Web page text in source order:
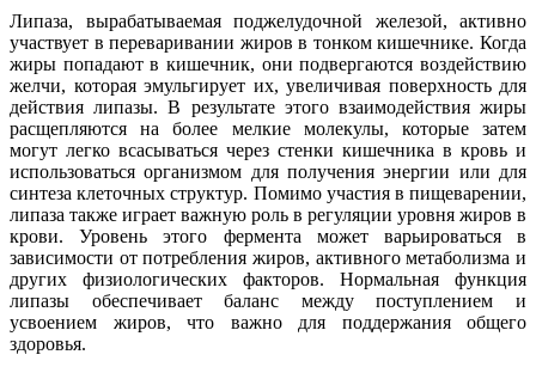
Липаза, вырабатываемая поджелудочной железой, активно
участвует в переваривании жиров в тонком кишечнике. Когда
жиры попадают в кишечник, они подвергаются воздействию
желчи, которая эмульгирует их, увеличивая поверхность для
действия липазы. В результате этого взаимодействия жиры
расщепляются на более мелкие молекулы, которые затем
могут легко всасываться через стенки кишечника в кровь и
использоваться организмом для получения энергии или для
синтеза клеточных структур. Помимо участия в пищеварении,
липаза также играет важную роль в регуляции уровня жиров в
крови. Уровень этого фермента может варьироваться в
зависимости от потребления жиров, активного метаболизма и
других физиологических факторов. Нормальная функция
липазы обеспечивает баланс между поступлением и
усвоением жиров, что важно для поддержания общего
здоровья.